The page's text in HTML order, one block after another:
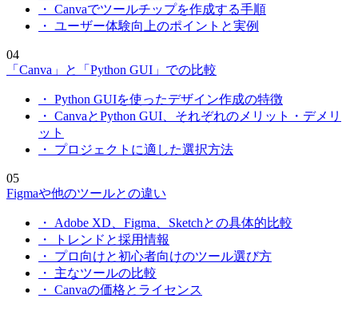
・ Canvaでツールチップを作成する手順
・ ユーザー体験向上のポイントと実例
04
「Canva」と「Python GUI」での比較
・ Python GUIを使ったデザイン作成の特徴
・ CanvaとPython GUI、それぞれのメリット・デメリ
ット
・ プロジェクトに適した選択方法
05
Figmaや他のツールとの違い
・ Adobe XD、Figma、Sketchとの具体的比較
・ トレンドと採用情報
・ プロ向けと初心者向けのツール選び方
・ 主なツールの比較
・ Canvaの価格とライセンス